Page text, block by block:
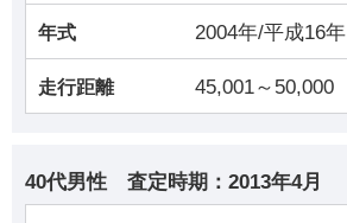
年式 2004年/平成16年
走行距離 45,001～50,000
40代男性 査定時期： 2013年4月